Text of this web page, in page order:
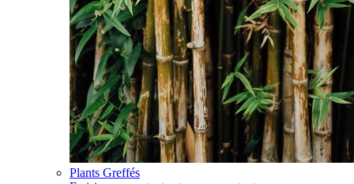
Plants Greffés